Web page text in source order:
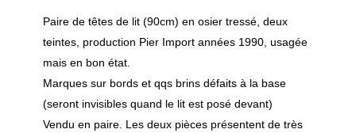
Paire de têtes de lit (90cm) en osier tressé, deux
teintes, production Pier Import années 1990, usagée
mais en bon état.
Marques sur bords et qqs brins défaits à la base
(seront invisibles quand le lit est posé devant)
Vendu en paire. Les deux pièces présentent de très